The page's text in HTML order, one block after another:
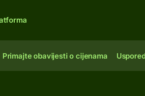
Primajte obavijesti o cijenama